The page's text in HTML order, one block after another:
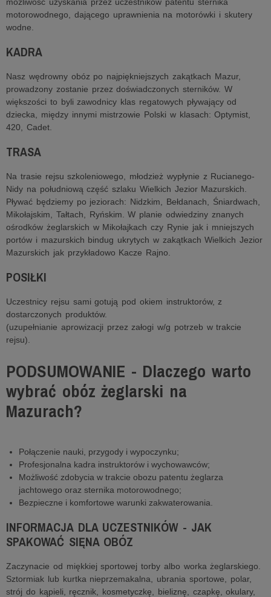
motorowodnego, dającego uprawnienia na motorówki i skutery
wodne.
KADRA
Nasz wędrowny obóz po najpiękniejszych zakątkach Mazur,
prowadzony zostanie przez doświadczonych sterników. W
większości to byli zawodnicy klas regatowych pływający od
dziecka, między innymi mistrzowie Polski w klasach: Optymist,
420, Cadet.
TRASA
Na trasie rejsu szkoleniowego, młodzież wypłynie z Rucianego-
Nidy na południową część szlaku Wielkich Jezior Mazurskich.
Pływać będziemy po jeziorach: Nidzkim, Bełdanach, Śniardwach,
Mikołajskim, Tałtach, Ryńskim. W planie odwiedziny znanych
ośrodków żeglarskich w Mikołajkach czy Rynie jak i mniejszych
portów i mazurskich bindug ukrytych w zakątkach Wielkich Jezior
Mazurskich jak przykładowo Kacze Rajno.
POSIŁKI
Uczestnicy rejsu sami gotują pod okiem instruktorów, z
dostarczonych produktów.
(uzupełnianie aprowizacji przez załogi w/g potrzeb w trakcie
rejsu).
PODSUMOWANIE - Dlaczego warto
wybrać obóz żeglarski na
Mazurach?
Połączenie nauki, przygody i wypoczynku;
Profesjonalna kadra instruktorów i wychowawców;
Możliwość zdobycia w trakcie obozu patentu żeglarza
jachtowego oraz sternika motorowodnego;
Bezpieczne i komfortowe warunki zakwaterowania.
INFORMACJA DLA UCZESTNIKÓW - JAK
SPAKOWAĆ SIĘNA OBÓZ
Zaczynacie od miękkiej sportowej torby albo worka żeglarskiego.
Sztormiak lub kurtka nieprzemakalna, ubrania sportowe, polar,
strój do kąpieli, ręcznik, kosmetyczkę, bieliznę, czapkę, okulary,